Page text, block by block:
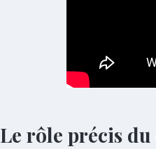
Le rôle précis